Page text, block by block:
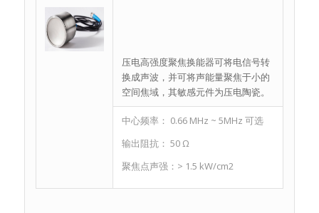
压电高强度聚焦换能器可将电信号转
换成声波，并可将声能量聚焦于小的
空间焦域，其敏感元件为压电陶瓷。
中心频率： 0.66 MHz ~ 5MHz 可选
输出阻抗： 50 Ω
聚焦点声强：> 1.5 kW/cm2